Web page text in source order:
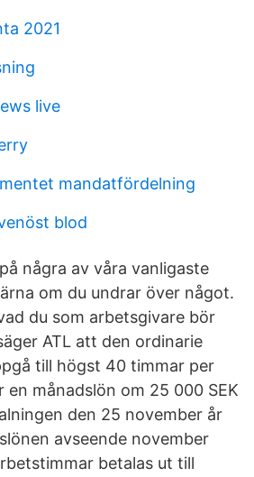
2021
live
mandatfördelning
blod
några av våra vanligaste
om du undrar över något.
du som arbetsgivare bör
ATL att den ordinarie
till högst 40 timmar per
en månadslön om 25 000 SEK
den 25 november år
avseende november
betalas ut till